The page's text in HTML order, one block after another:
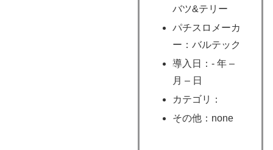
バツ&テリー
パチスロメーカ
ー：バルテック
導入日：- 年 –
月 – 日
カテゴリ：
その他：none